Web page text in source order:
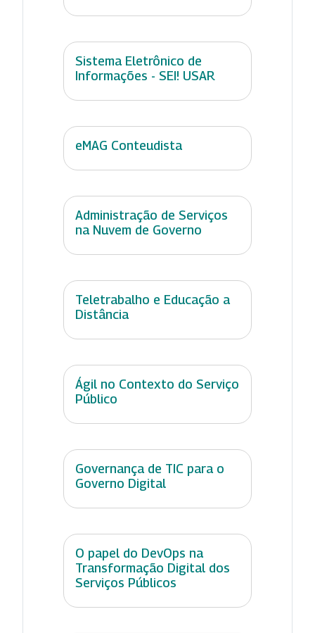
Sistema Eletrônico de
Informações - SEI! USAR
eMAG Conteudista
Administração de Serviços
na Nuvem de Governo
Teletrabalho e Educação a
Distância
Ágil no Contexto do Serviço
Público
Governança de TIC para o
Governo Digital
O papel do DevOps na
Transformação Digital dos
Serviços Públicos